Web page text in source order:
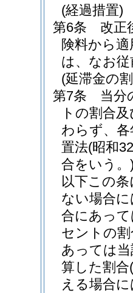
(経過措置)
第6条
改正
険料から
は、なお
(延滞金の
第7条
当分
トの割合
わらず、
置法(昭和
合をいう。
以下この
ない場合
合にあっ
セントの
あっては
算した割合
える場合